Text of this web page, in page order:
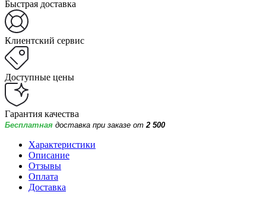
Быстрая доставка
Клиентский сервис
Доступные цены
Гарантия качества
Бесплатная доставка при заказе от 2 500
Характеристики
Описание
Отзывы
Оплата
Доставка